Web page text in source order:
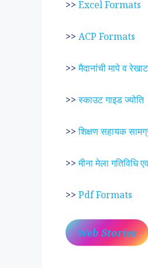
>> Excel Formats
>> ACP Formats
>>मैदानांची मापे व
>>स्काउट गाइड ज्योति
>>शिक्षण सहायक
>>मीना मेला गतिविधि
>> Pdf Formats
Web Stories